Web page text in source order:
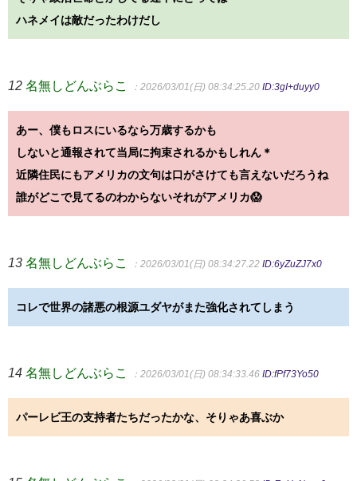
ハネメイは敵だったわけだし
12 名無しどんぶらこ ：2026/03/01(日) 08:34:25.20 ID:3gI+duyy0
あー、僕もロスにいるなら万歳するかも
しないと通報されて当局に拘束されるかもしれん＊
近隣住民にもアメリカの文句は口がさけても言えないだろうね
誰がどこで見てるのわからないそれがアメリカ😱
13 名無しどんぶらこ ：2026/03/01(日) 08:34:27.22 ID:6yZuZJ7x0
コレで世界の諸悪の根源ユダヤがまた強化されてしまう
14 名無しどんぶらこ ：2026/03/01(日) 08:34:33.46 ID:fPf73Yo50
パーレビ王の支持者たちだったかな、そりゃあ喜ぶか